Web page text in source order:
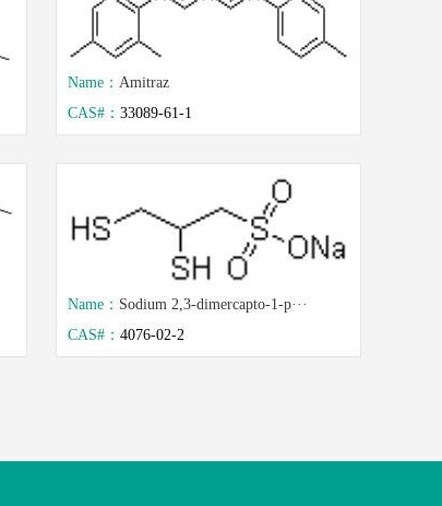
Name： Amitraz
CAS#： 33089-61-1
Name： Sodium 2,3-dimercapto-1-p···
CAS#： 4076-02-2